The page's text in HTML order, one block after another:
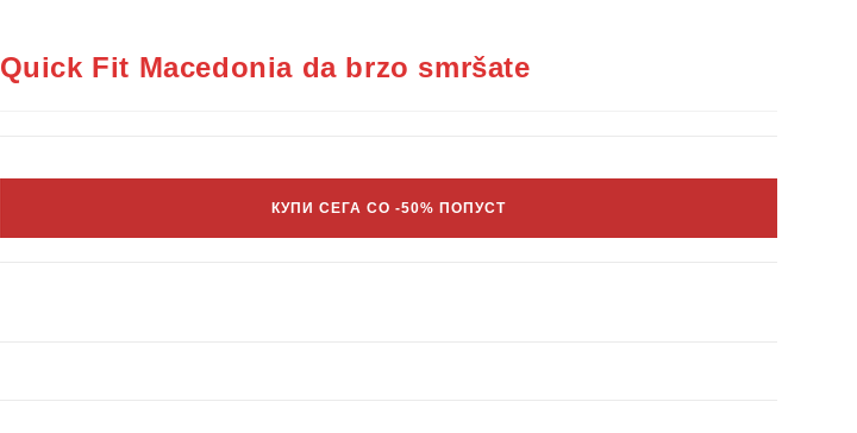
Quick Fit Macedonia da brzo smršate
КУПИ СЕГА СО -50% ПОПУСТ